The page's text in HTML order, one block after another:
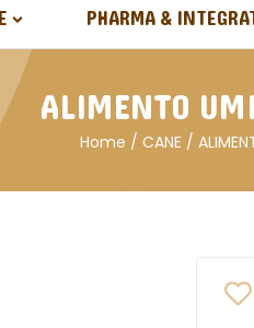
PHARMA &
ALIMENTO
Home / CANE /